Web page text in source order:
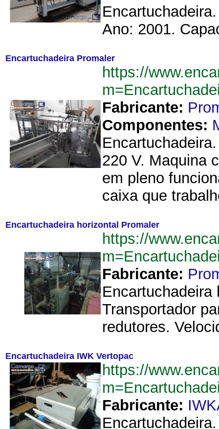
Ano: 2001.
Encartuchadeira Promaler
https://
Fabricante:
Componentes:
220 V. Maquina
em pleno
caixa que
Encartuchadeira horizontal Promaler
https://
Fabricante:
Encartuchadeira
Transportador
redutores.
Encartuchadeira IWK Vertopac
https://
Fabricante: